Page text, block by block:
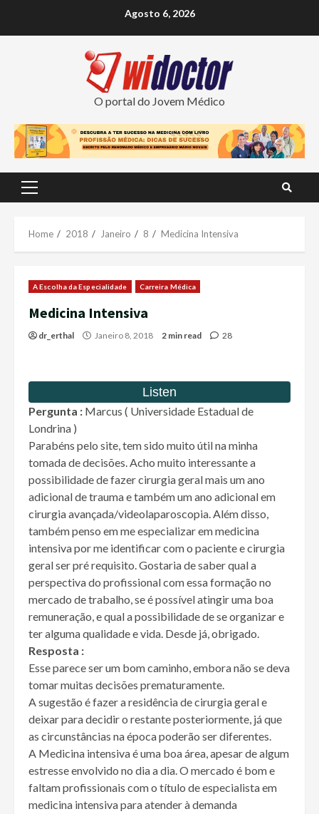
Agosto 6, 2026
O portal do Jovem Médico
Primary
Home 2018 Janeiro 8 Medicina Intensiva
A Escolha da Especialidade Carreira Médica
Medicina Intensiva
dr_erthal Janeiro 8, 2018 2 min read 28
Pergunta : Marcus ( Universidade Estadual de
Londrina )
Parabéns pelo site, tem sido muito útil na minha
tomada de decisões. Acho muito interessante a
possibilidade de fazer cirurgia geral mais um ano
adicional de trauma e também um ano adicional em
cirurgia avançada/videolaparoscopia. Além disso,
também penso em me especializar em medicina
intensiva por me identificar com o paciente e cirurgia
geral ser pré requisito. Gostaria de saber qual a
perspectiva do profissional com essa formação no
mercado de trabalho, se é possível atingir uma boa
remuneração, e qual a possibilidade de se organizar e
ter alguma qualidade e vida. Desde já, obrigado.
Resposta :
Esse parece ser um bom caminho, embora não se deva
tomar muitas decisões prematuramente.
A sugestão é fazer a residência de cirurgia geral e
deixar para decidir o restante posteriormente, já que
as circunstâncias na época poderão ser diferentes.
A Medicina intensiva é uma boa área, apesar de algum
estresse envolvido no dia a dia. O mercado é bom e
faltam profissionais com o título de especialista em
medicina intensiva para atender à demanda